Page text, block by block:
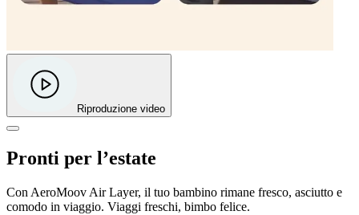
Riproduzione video
Pronti per l’estate
Con AeroMoov Air Layer, il tuo bambino rimane fresco, asciutto e
comodo in viaggio. Viaggi freschi, bimbo felice.